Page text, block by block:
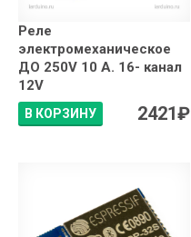
Реле
электромеханическое
ДО 250V 10 А. 16- канал
12V
В КОРЗИНУ 2421₽